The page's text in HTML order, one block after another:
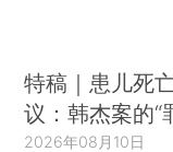
特稿｜患儿死
议：韩杰案的“
2026年08月10日